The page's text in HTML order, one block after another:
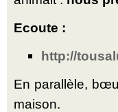
Ecoute :
http://
En parallèle,
maison.